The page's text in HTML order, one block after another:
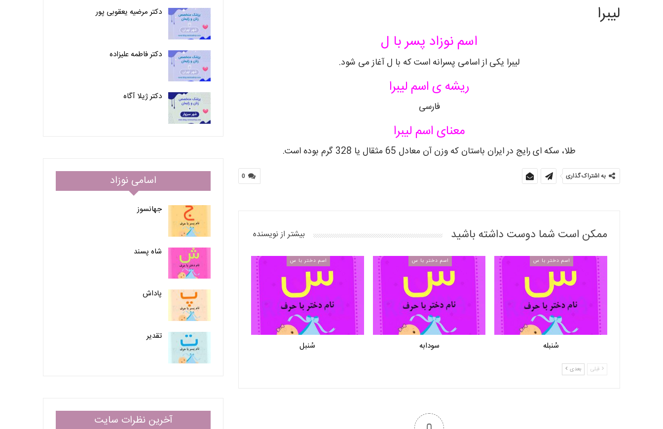
لیبرا
اسم نوزاد پسر با ل
لیبرا یکی از اسامی پسرانه است که با ل آغاز می شود.
ریشه ی اسم لیبرا
فارسی
معنای اسم لیبرا
طلا، سکه ای رایج در ایران باستان که وزن آن معادل 65 مثقال یا 328 گرم بوده است.
0 به اشتراک گذاری
ممکن است شما دوست داشته باشید بیشتر از نویسنده
اسم دختر با س
سُنبله
اسم دختر با س
سودابه
اسم دختر با س
سُنبل
قبلی بعدی
دکتر مرضیه یعقوبی پور
دکتر فاطمه علیزاده
دکتر ژیلا آگاه
اسامی نوزاد
جهانسوز
شاه پسند
پاداش
تقدیر
آخرین نظرات سایت